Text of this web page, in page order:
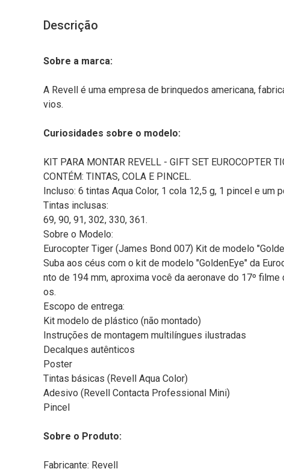
Descrição
Sobre a marca:
A Revell é uma empresa de brinquedos americana,
vios.
Curiosidades sobre o modelo:
KIT PARA MONTAR REVELL - GIFT SET EUROCOPTER
CONTÉM: TINTAS, COLA E PINCEL.
Incluso: 6 tintas Aqua Color, 1 cola 12,5 g, 1 pincel e um
Tintas inclusas:
69, 90, 91, 302, 330, 361.
Sobre o Modelo:
Eurocopter Tiger (James Bond 007) Kit de modelo
Suba aos céus com o kit de modelo "GoldenEye" da
nto de 194 mm, aproxima você da aeronave do 17º
os.
Escopo de entrega:
Kit modelo de plástico (não montado)
Instruções de montagem multilíngues ilustradas
Decalques autênticos
Poster
Tintas básicas (Revell Aqua Color)
Adesivo (Revell Contacta Professional Mini)
Pincel
Sobre o Produto:
Fabricante: Revell